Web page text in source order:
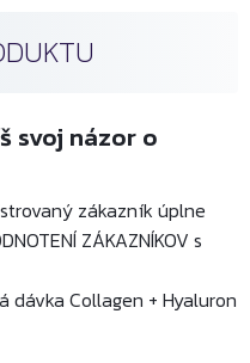
svoj názor o
zákazník úplne
ZÁKAZNÍKOV s
dávka Collagen + Hyaluron